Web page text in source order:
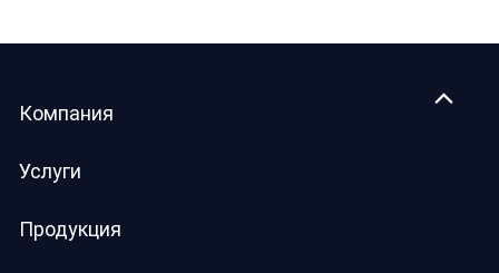
Компания
Услуги
Продукция